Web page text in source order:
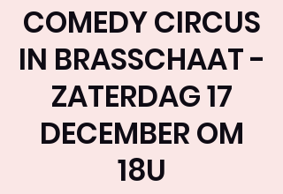
COMEDY CIRCUS
IN BRASSCHAAT -
ZATERDAG 17
DECEMBER OM
18U